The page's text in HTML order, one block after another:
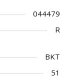
044479
R
BKT
51